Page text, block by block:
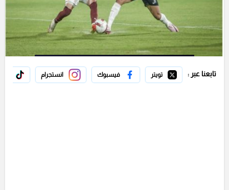
تابعنا عبر : تويتر فيسبوك انستجرام